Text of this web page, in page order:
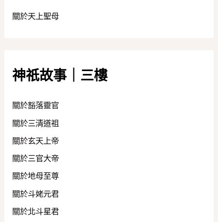
關於天上聖母
神祇故事｜三樓
關於豁落靈官
關於三清道祖
關於玄天上帝
關於三官大帝
關於地母至尊
關於斗姥元君
關於北斗星君